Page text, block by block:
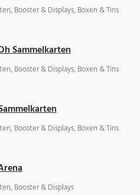
Booster & Displays, Boxen & Tins
Sammelkarten
Booster & Displays, Boxen & Tins
Booster & Displays, Boxen & Tins
Booster & Displays